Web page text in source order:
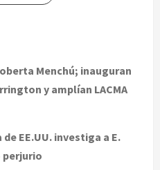
Menchú; inauguran
y amplían LACMA
EE.UU. investiga a E.
perjurio